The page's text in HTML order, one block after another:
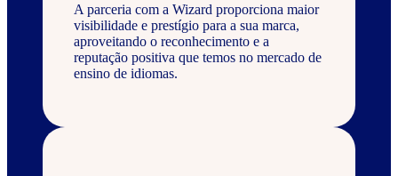
A parceria com a Wizard proporciona maior
visibilidade e prestígio para a sua marca,
aproveitando o reconhecimento e a
reputação positiva que temos no mercado de
ensino de idiomas.